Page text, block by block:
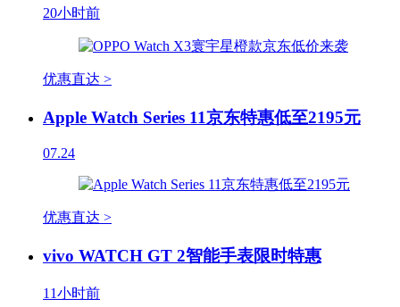
20小时前
优惠直达 >
Apple Watch Series 11京东特惠低至2195元
07.24
优惠直达 >
vivo WATCH GT 2智能手表限时特惠
11小时前